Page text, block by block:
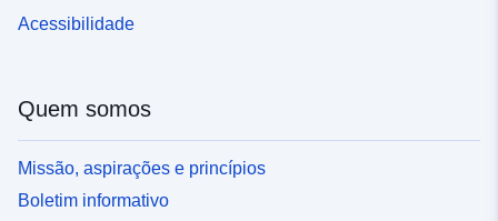
Acessibilidade
Quem somos
Missão, aspirações e princípios
Boletim informativo